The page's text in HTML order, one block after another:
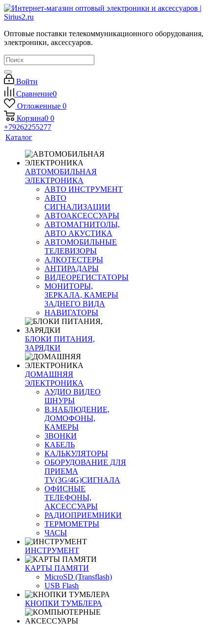
Оптовые поставки телекоммуникационного оборудования,
электроники, аксессуаров.
Войти
Сравнение0
Отложенные 0
Корзина0 0
+79262255277
Каталог
АВТОМОБИЛЬНАЯ
ЭЛЕКТРОНИКА
АВТО ИНСТРУМЕНТ
АВТО
СИГНАЛИЗАЦИИ
АВТОАКСЕССУАРЫ
АВТОМАГНИТОЛЫ,
АВТО АКУСТИКА
АВТОМОБИЛЬНЫЕ
ТЕЛЕВИЗОРЫ
АЛКОТЕСТЕРЫ
АНТИРАДАРЫ
ВИДЕОРЕГИСТАТОРЫ
МОНИТОРЫ,
ЗЕРКАЛА, КАМЕРЫ
ЗАДНЕГО ВИДА
НАВИГАТОРЫ
БЛОКИ ПИТАНИЯ,
ЗАРЯДКИ
ДОМАШНЯЯ
ЭЛЕКТРОНИКА
АУДИО ВИДЕО
ШНУРЫ
В.НАБЛЮДЕНИЕ,
ДОМОФОНЫ,
КАМЕРЫ
ЗВОНКИ
КАБЕЛЬ
КАЛЬКУЛЯТОРЫ
ОБОРУДОВАНИЕ ДЛЯ
ПРИЕМА
TV(3G/4G)СИГНАЛА
ОФИСНЫЕ
ТЕЛЕФОНЫ,
АКСЕССУАРЫ
РАДИОПРИЕМНИКИ
ТЕРМОМЕТРЫ
ЧАСЫ
ИНСТРУМЕНТ
КАРТЫ ПАМЯТИ
MicroSD (Transflash)
USB Flash
КНОПКИ ТУМБЛЕРА